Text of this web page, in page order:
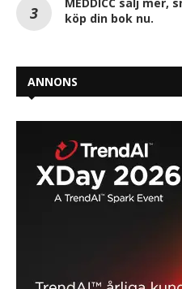
köp din bok nu.
ANNONS